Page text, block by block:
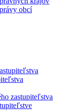
obcí
zastupiteľstva